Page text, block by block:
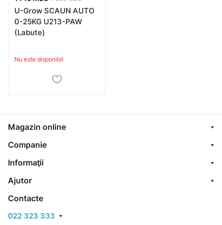
U-Grow SCAUN AUTO
0-25KG U213-PAW
(Labute)
Nu este disponibil
Magazin online
Companie
Informaţii
Ajutor
Contacte
022 323 333